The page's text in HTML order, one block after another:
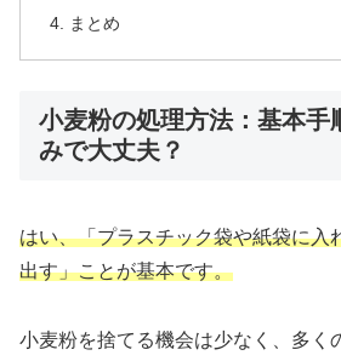
まとめ
小麦粉の処理方法：基本手
みで大丈夫？
はい、「プラスチック袋や紙袋に入
出す」ことが基本です。
小麦粉を捨てる機会は少なく、多く